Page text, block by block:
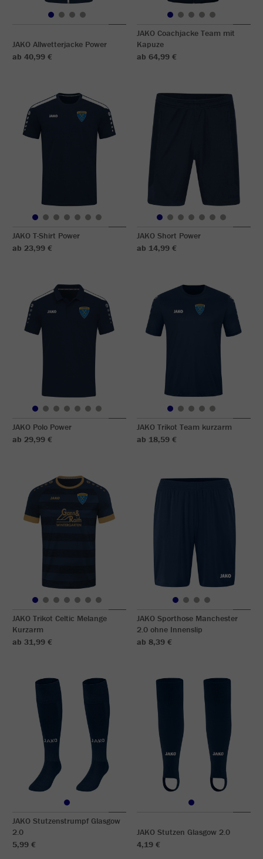
JAKO Allwetterjacke Power
ab 40,99 €
JAKO Coachjacke Team mit
Kapuze
ab 64,99 €
JAKO T-Shirt Power
ab 23,99 €
JAKO Short Power
ab 14,99 €
JAKO Polo Power
ab 29,99 €
JAKO Trikot Team kurzarm
ab 18,59 €
JAKO Trikot Celtic Melange
Kurzarm
ab 31,99 €
JAKO Sporthose Manchester
2.0 ohne Innenslip
ab 8,39 €
JAKO Stutzenstrumpf Glasgow
2.0
5,99 €
JAKO Stutzen Glasgow 2.0
4,19 €